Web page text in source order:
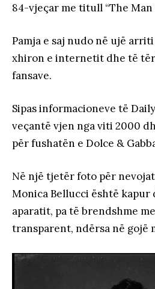
84-vjeçar me titull “The Man
Pamja e saj nudo në ujë
xhiron e internetit dhe të
fansave.
Sipas informacioneve të
veçantë vjen nga viti 2000
për fushatën e Dolce &
Në një tjetër foto për
Monica Bellucci është kapur
aparatit, pa të brendshme
transparent, ndërsa në gojë